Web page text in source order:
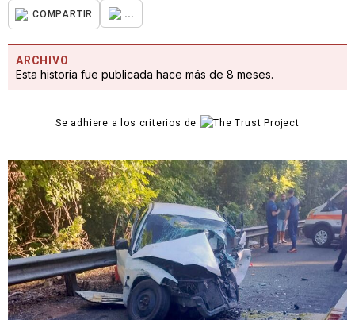
COMPARTIR ...
ARCHIVO
Esta historia fue publicada hace más de 8 meses.
Se adhiere a los criterios de